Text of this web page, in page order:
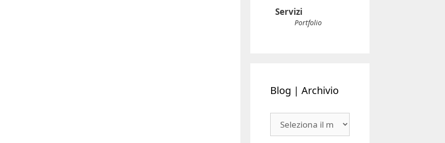
Servizi
Portfolio
Blog | Archivio